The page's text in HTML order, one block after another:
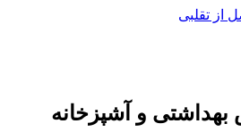
از تقلبی
و آشپزخانه